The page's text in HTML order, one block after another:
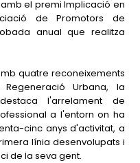
el premi Implicació en
de Promotors de
anual que realitza
quatre reconeixements
Urbana, la
l'arrelament de
a l'entorn on ha
cinc anys d'activitat, a
línia desenvolupats i
de la seva gent.